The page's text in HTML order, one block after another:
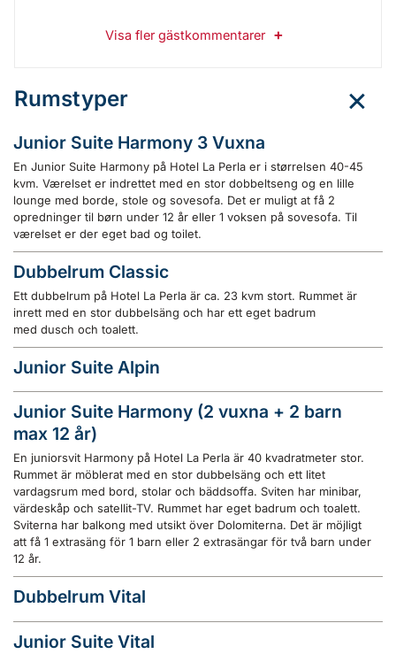
Visa fler gästkommentarer
Rumstyper
Junior Suite Harmony 3 Vuxna
En Junior Suite Harmony på Hotel La Perla er i størrelsen 40-45
kvm. Værelset er indrettet med en stor dobbeltseng og en lille
lounge med borde, stole og sovesofa. Det er muligt at få 2
opredninger til børn under 12 år eller 1 voksen på sovesofa. Til
værelset er der eget bad og toilet.
Dubbelrum Classic
Ett dubbelrum på Hotel La Perla är ca. 23 kvm stort. Rummet är
inrett med en stor dubbelsäng och har ett eget badrum
med dusch och toalett.
Junior Suite Alpin
Junior Suite Harmony (2 vuxna + 2 barn
max 12 år)
En juniorsvit Harmony på Hotel La Perla är 40 kvadratmeter stor.
Rummet är möblerat med en stor dubbelsäng och ett litet
vardagsrum med bord, stolar och bäddsoffa. Sviten har minibar,
värdeskåp och satellit-TV. Rummet har eget badrum och toalett.
Sviterna har balkong med utsikt över Dolomiterna. Det är möjligt
att få 1 extrasäng för 1 barn eller 2 extrasängar för två barn under
12 år.
Dubbelrum Vital
Junior Suite Vital